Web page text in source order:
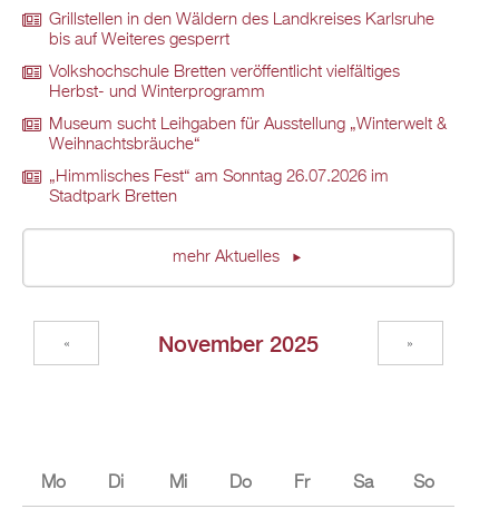
Grillstellen in den Wäldern des Landkreises Karlsruhe
bis auf Weiteres gesperrt
Volkshochschule Bretten veröffentlicht vielfältiges
Herbst- und Winterprogramm
Museum sucht Leihgaben für Ausstellung „Winterwelt &
Weihnachtsbräuche“
„Himmlisches Fest“ am Sonntag 26.07.2026 im
Stadtpark Bretten
mehr Aktuelles
November 2025
« »
Mo Di Mi Do Fr Sa So